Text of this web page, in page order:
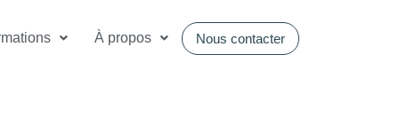
À propos Nous contacter